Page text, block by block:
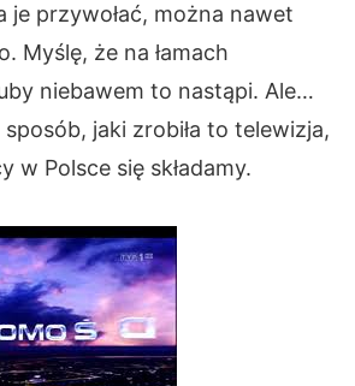
je przywołać, można nawet
Myślę, że na łamach
niebawem to nastąpi. Ale…
jaki zrobiła to telewizja,
w Polsce się składamy.